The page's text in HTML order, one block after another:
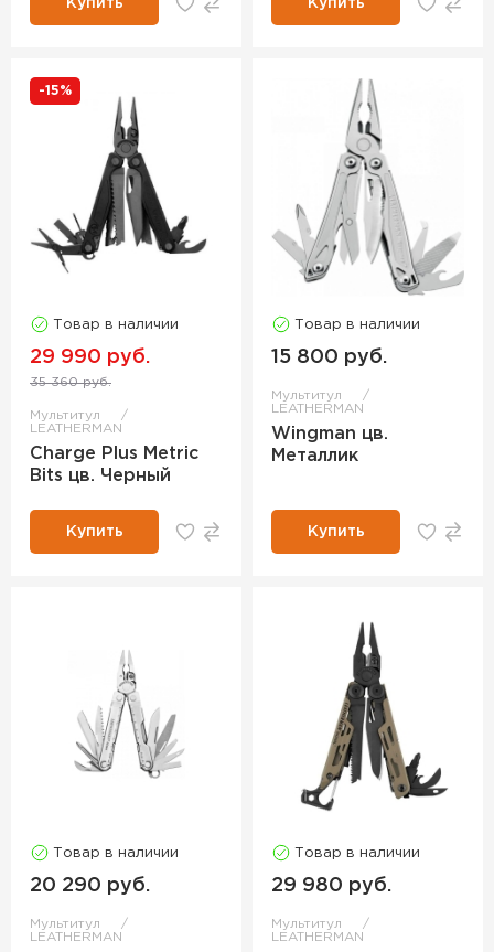
Купить Купить
-15%
Товар в наличии
29 990 руб.
35 360 руб.
Мультитул
LEATHERMAN
Charge Plus Metric
Bits цв. Черный
Купить
Товар в наличии
15 800 руб.
Мультитул
LEATHERMAN
Wingman цв.
Металлик
Купить
Товар в наличии
20 290 руб.
Мультитул
LEATHERMAN
Товар в наличии
29 980 руб.
Мультитул
LEATHERMAN